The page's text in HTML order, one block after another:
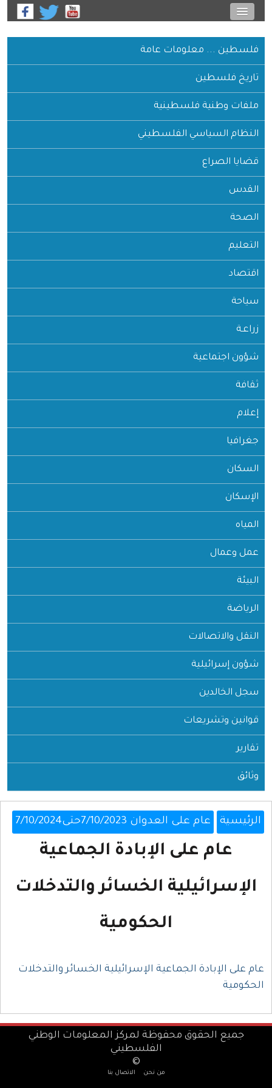
فلسطين ... معلومات عامة
تاريخ فلسطين
ملفات وطنية فلسطينية
النظام السياسي الفلسطيني
قضايا الصراع
القدس
الصحة
التعليم
اقتصاد
سياحة
زراعـة
شؤون اجتماعية
ثقافة
إعلام
جغرافيا
السكان
الإسكان
المياه
عمل وعمال
البيئة
الرياضة
النقل والاتصالات
شؤون إسرائيلية
سجل الخالدين
قوانين وتشريعات
تقارير
وثائق
الرئيسية عام على العدوان 7/10/2023حتى7/10/2024
عام على الإبادة الجماعية
الإسرائيلية الخسائر والتدخلات
الحكومية
عام على الإبادة الجماعية الإسرائيلية الخسائر والتدخلات
الحكومية
جميع الحقوق محفوظة لمركز المعلومات الوطني
الفلسطيني
©
من نحن الاتصال بنا